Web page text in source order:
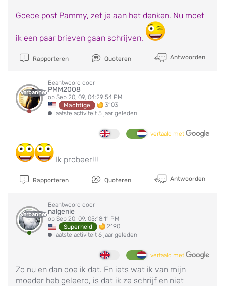
Goede post Pammy, zet je aan het denken. Nu moet
ik een paar brieven gaan schrijven.
Rapporteren Quoteren Antwoorden
Verbannen
Beantwoord door
PMM2008
op Sep 20, 09, 04:29:54 PM
Machtige
3103
laatste activiteit 5 jaar geleden
vertaald met
Ik probeer!!!
Rapporteren Quoteren Antwoorden
Verbannen
Beantwoord door
nalgenie
op Sep 20, 09, 05:18:11 PM
Superheld
2190
laatste activiteit 6 jaar geleden
vertaald met
Zo nu en dan doe ik dat. En iets wat ik van mijn
moeder heb geleerd, is dat ik ze schrijf en niet